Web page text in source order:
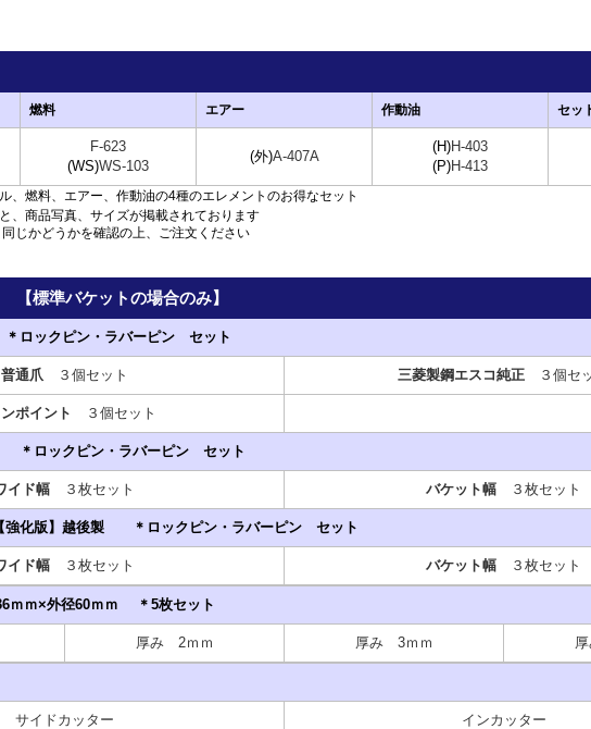
燃料 エアー 作動油 セッ
F-623
(WS)WS-103
(外)A-407A
(H)H-403
(P)H-413
、燃料、エアー、作動油の4種のエレメントのお得なセット
、商品写真、サイズが掲載されております
じかどうかを確認の上、ご注文ください
標準バケットの場合のみ】
ロックピン・ラバーピン セット
普通爪 ３個セット 三菱製鋼エスコ純正 ３個セ
ポイント ３個セット
＊ロックピン・ラバーピン セット
イド幅 ３枚セット バケット幅 ３枚セット
強化版】越後製 ＊ロックピン・ラバーピン セット
イド幅 ３枚セット バケット幅 ３枚セット
ｍｍ×外径60ｍｍ ＊5枚セット
厚み 2ｍｍ 厚み 3ｍｍ
サイドカッター インカッター